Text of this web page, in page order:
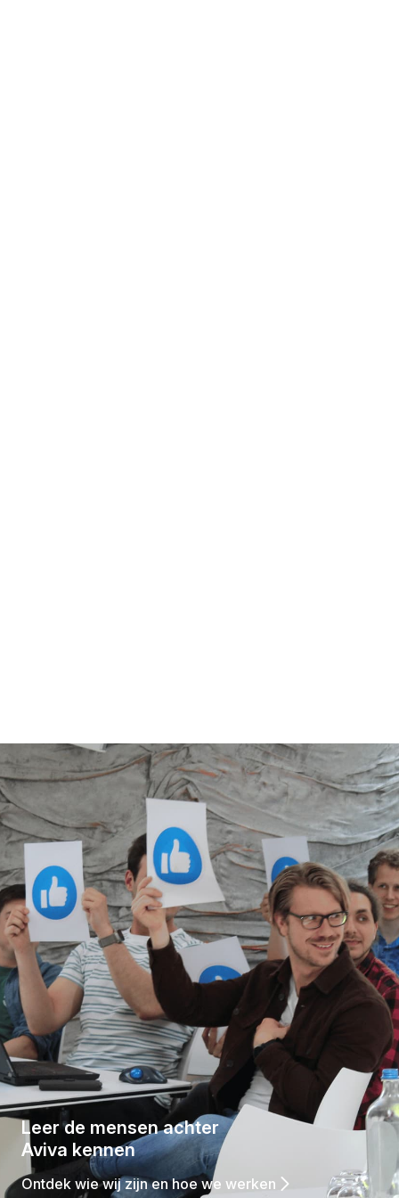
Leer de mensen achter
Aviva kennen
Ontdek wie wij zijn en hoe we werken